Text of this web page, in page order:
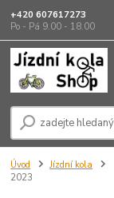
+420 607617273
Po - Pá 9.00 - 18.00
Úvod Jízdní kola
2023